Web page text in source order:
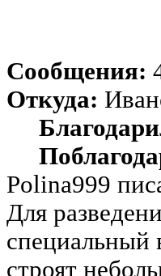
Сообщения:
Откуда:
Polina999
Для
специальный
строят